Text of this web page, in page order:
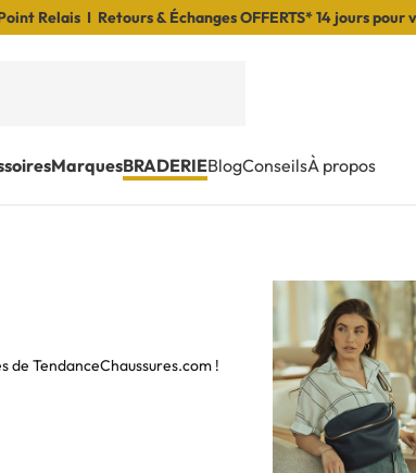
Relais I Retours & Échanges OFFERTS* 14 jours
MarquesBRADERIEBlogConseilsÀ propos
de TendanceChaussures.com !